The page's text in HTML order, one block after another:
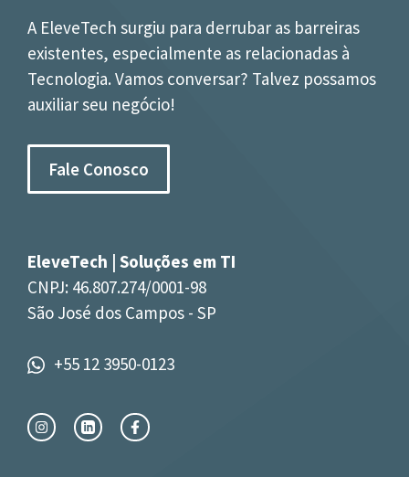
A EleveTech surgiu para derrubar as barreiras
existentes, especialmente as relacionadas à
Tecnologia. Vamos conversar? Talvez possamos
auxiliar seu negócio!
Fale Conosco
EleveTech | Soluções em TI
CNPJ: 46.807.274/0001-98
São José dos Campos - SP
+55 12 3950-0123